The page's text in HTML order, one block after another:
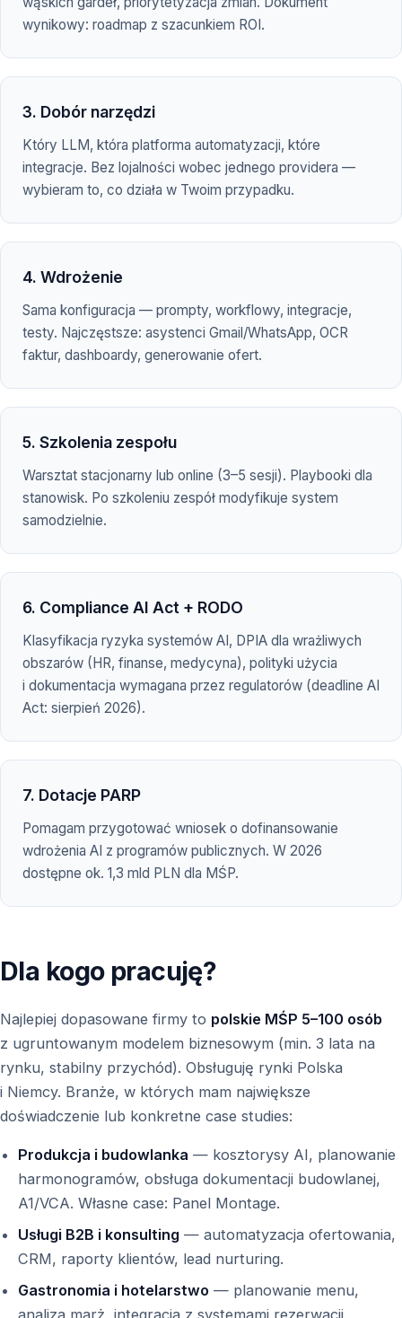
wynikowy: roadmap z szacunkiem ROI.
3. Dobór narzędzi
Który LLM, która platforma automatyzacji, które
integracje. Bez lojalności wobec jednego providera —
wybieram to, co działa w Twoim przypadku.
4. Wdrożenie
Sama konfiguracja — prompty, workflowy, integracje,
testy. Najczęstsze: asystenci Gmail/WhatsApp, OCR
faktur, dashboardy, generowanie ofert.
5. Szkolenia zespołu
Warsztat stacjonarny lub online (3–5 sesji). Playbooki dla
stanowisk. Po szkoleniu zespół modyfikuje system
samodzielnie.
6. Compliance AI Act + RODO
Klasyfikacja ryzyka systemów AI, DPIA dla wrażliwych
obszarów (HR, finanse, medycyna), polityki użycia
i dokumentacja wymagana przez regulatorów (deadline AI
Act: sierpień 2026).
7. Dotacje PARP
Pomagam przygotować wniosek o dofinansowanie
wdrożenia AI z programów publicznych. W 2026
dostępne ok. 1,3 mld PLN dla MŚP.
Dla kogo pracuję?
Najlepiej dopasowane firmy to polskie MŚP 5–100 osób
z ugruntowanym modelem biznesowym (min. 3 lata na
rynku, stabilny przychód). Obsługuję rynki Polska
i Niemcy. Branże, w których mam największe
doświadczenie lub konkretne case studies:
Produkcja i budowlanka — kosztorysy AI, planowanie
harmonogramów, obsługa dokumentacji budowlanej,
A1/VCA. Własne case: Panel Montage.
Usługi B2B i konsulting — automatyzacja ofertowania,
CRM, raporty klientów, lead nurturing.
Gastronomia i hotelarstwo — planowanie menu,
analiza marż, integracja z systemami rezerwacji